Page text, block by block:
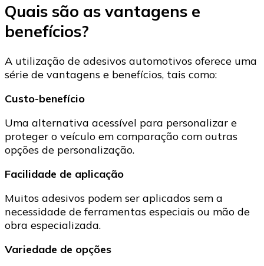
Quais são as vantagens e
benefícios?
A utilização de adesivos automotivos oferece uma
série de vantagens e benefícios, tais como:
Custo-benefício
Uma alternativa acessível para personalizar e
proteger o veículo em comparação com outras
opções de personalização.
Facilidade de aplicação
Muitos adesivos podem ser aplicados sem a
necessidade de ferramentas especiais ou mão de
obra especializada.
Variedade de opções